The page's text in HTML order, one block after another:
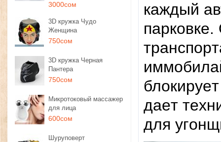
3000сом
3D кружка Чудо
Женщина
750сом
3D кружка Черная
Пантера
750сом
Микротоковый массажер
для лица
600сом
Шуруповерт
кaждый
дaeт
для